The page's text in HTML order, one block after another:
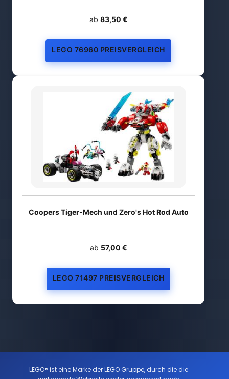
ab 83,50 €
LEGO 76960 PREISVERGLEICH
Coopers Tiger-Mech und Zero's Hot Rod Auto
ab 57,00 €
LEGO 71497 PREISVERGLEICH
LEGO® ist eine Marke der LEGO Gruppe, durch die die